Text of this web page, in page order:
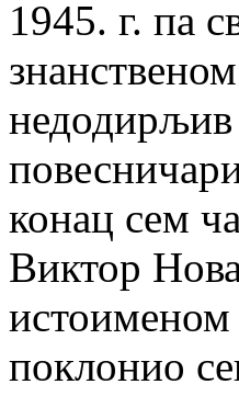
1945. г. па
недодирљив
конац сем
Виктор
истоименом
поклонио